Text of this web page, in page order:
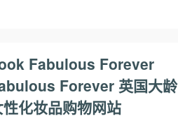
Fabulous Forever
Forever 英国大龄
化妆品购物网站